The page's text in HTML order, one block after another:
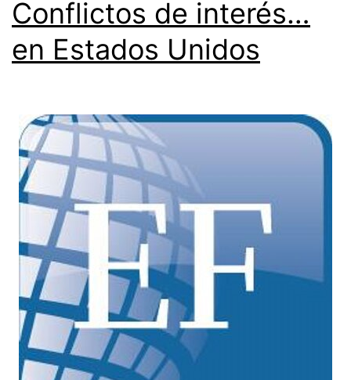
Conflictos de interés…
en Estados Unidos